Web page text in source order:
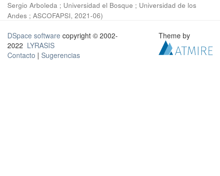
Sergio Arboleda ; Universidad el Bosque ; Universidad de los
Andes ; ASCOFAPSI, 2021-06)
DSpace software copyright © 2002-
2022 LYRASIS
Contacto | Sugerencias
Theme by